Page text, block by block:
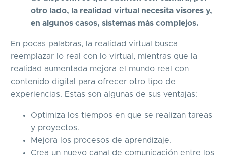
otro lado, la realidad virtual necesita visores y,
en algunos casos, sistemas más complejos.
En pocas palabras, la realidad virtual busca
reemplazar lo real con lo virtual, mientras que la
realidad aumentada mejora el mundo real con
contenido digital para ofrecer otro tipo de
experiencias. Estas son algunas de sus ventajas:
Optimiza los tiempos en que se realizan tareas
y proyectos.
Mejora los procesos de aprendizaje.
Crea un nuevo canal de comunicación entre los